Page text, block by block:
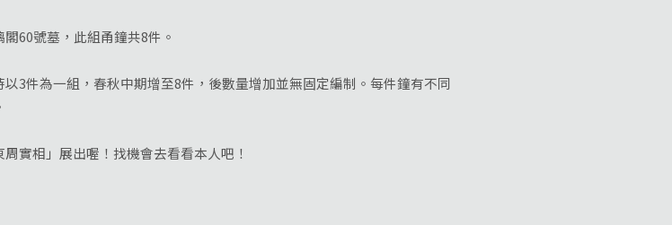
60號墓，此組甬鐘共8件。
件為一組，春秋中期增至8件，後數量增加並無固定編制。每件鐘有不同
相」展出喔！找機會去看看本人吧！